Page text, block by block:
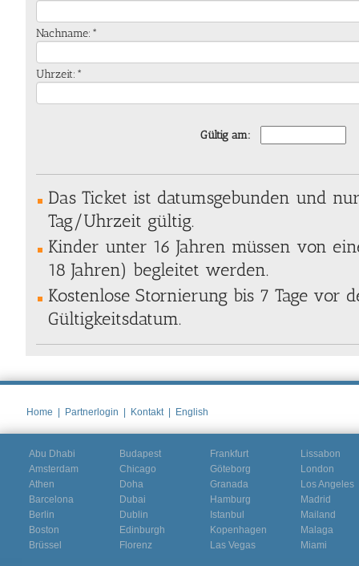
Nachname:*
Uhrzeit:*
Gültig am:
Das Ticket ist datumsgebunden und
Tag/Uhrzeit gültig.
Kinder unter 16 Jahren müssen von
18 Jahren) begleitet werden.
Kostenlose Stornierung bis 7 Tage vor
Gültigkeitsdatum.
Home | Partnerlogin | Kontakt | English
Abu Dhabi
Amsterdam
Athen
Barcelona
Berlin
Boston
Brüssel
Budapest
Chicago
Doha
Dubai
Dublin
Edinburgh
Florenz
Frankfurt
Göteborg
Granada
Hamburg
Istanbul
Kopenhagen
Las Vegas
Lissabon
London
Los Angeles
Madrid
Mailand
Malaga
Miami